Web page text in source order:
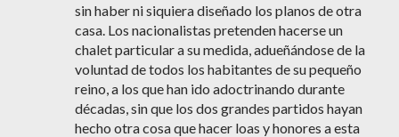
sin haber ni siquiera diseñado los planos de otra
casa. Los nacionalistas pretenden hacerse un
chalet particular a su medida, adueñándose de la
voluntad de todos los habitantes de su pequeño
reino, a los que han ido adoctrinando durante
décadas, sin que los dos grandes partidos hayan
hecho otra cosa que hacer loas y honores a esta